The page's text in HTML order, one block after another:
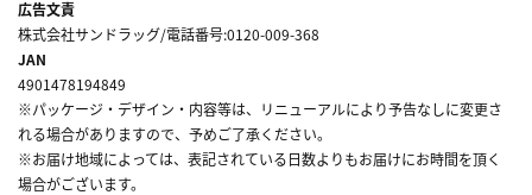
広告文責
株式会社サンドラッグ/電話番号:0120-009-368
JAN
4901478194849
※パッケージ・デザイン・内容等は、リニューアルにより予告なしに変更さ
れる場合がありますので、予めご了承ください。
※お届け地域によっては、表記されている日数よりもお届けにお時間を頂く
場合がございます。